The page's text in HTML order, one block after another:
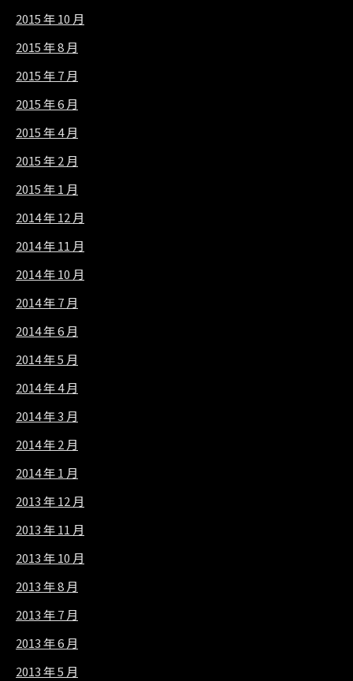
2015 年 10 月
2015 年 8 月
2015 年 7 月
2015 年 6 月
2015 年 4 月
2015 年 2 月
2015 年 1 月
2014 年 12 月
2014 年 11 月
2014 年 10 月
2014 年 7 月
2014 年 6 月
2014 年 5 月
2014 年 4 月
2014 年 3 月
2014 年 2 月
2014 年 1 月
2013 年 12 月
2013 年 11 月
2013 年 10 月
2013 年 8 月
2013 年 7 月
2013 年 6 月
2013 年 5 月